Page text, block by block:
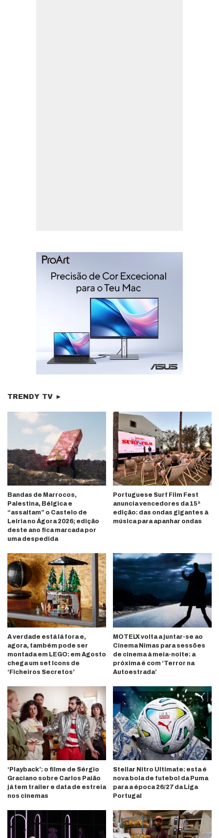
TRENDY TV ►
Bandas de Marrocos,
Palestina, Bélgica e
“assaltam” o Castelo de
Leiria no Ágora 2026; edição
deste ano fica marcada por
uma despedida
Portuguese Surf Film Fest
anuncia vencedores da 15ª
edição: das ondas gigantes à
música para apanhar ondas
A verdade está lá fora e,
agora, também pode ser
montada em LEGO: em Agosto
chega um set Icons de
‘Ficheiros Secretos’
MOTELX volta a juntar-se ao
Cinema Nimas para sessões
de cinema à meia-noite: a
próxima é com ‘Terror na
Autoestrada’
‘Playback’: o filme de Sérgio
Graciano sobre Carlos Paião
já tem trailer e data de estreia
nos cinemas
Stellar Nitro Ultimate: esta é
nova bola de futebol da Puma
para a época 26/27 da Liga
Portugal